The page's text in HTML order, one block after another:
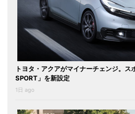
トヨタ・アクアがマイナーチェンジ。ス
SPORT」を新設定
1日 ago